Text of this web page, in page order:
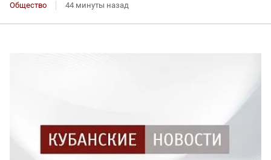
Общество 44 минуты назад